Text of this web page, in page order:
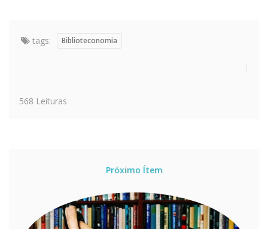
tags: Biblioteconomia
568 Leituras
Próximo Ítem